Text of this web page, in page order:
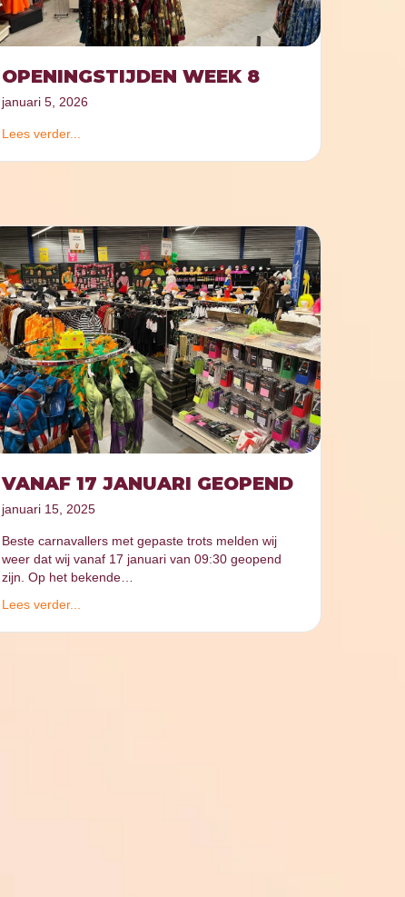
OPENINGSTIJDEN WEEK 8
januari 5, 2026
Lees verder...
VANAF 17 JANUARI GEOPEND
januari 15, 2025
Beste carnavallers met gepaste trots melden wij
weer dat wij vanaf 17 januari van 09:30 geopend
zijn. Op het bekende…
Lees verder...